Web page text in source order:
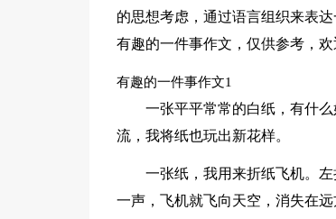
的思想考虑，通过语言组织来表
有趣的一件事作文，仅供参考，欢
有趣的一件事作文1
一张平平常常的白纸，有什
流，我将纸也玩出新花样。
一张纸，我用来折纸飞机。
一声，飞机就飞向天空，消失在